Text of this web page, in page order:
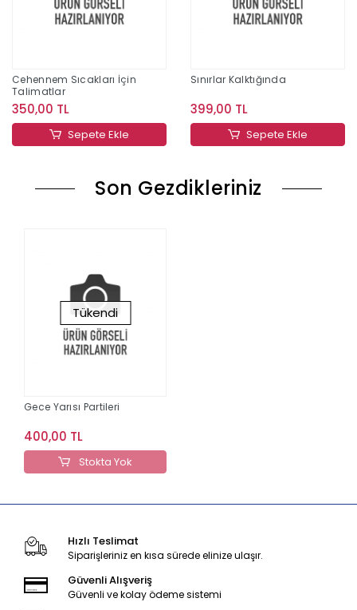
Cehennem Sıcakları İçin
Talimatlar
350,00 TL
Sepete Ekle
Sınırlar Kalktığında
399,00 TL
Sepete Ekle
Son Gezdikleriniz
Tükendi
Gece Yarısı Partileri
400,00 TL
Stokta Yok
Hızlı Teslimat
Siparişleriniz en kısa sürede elinize ulaşır.
Güvenli Alışveriş
Güvenli ve kolay ödeme sistemi